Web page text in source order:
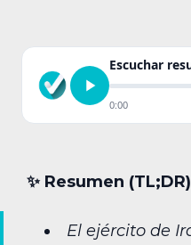
Escuchar
0:00
✨︎ Resumen
El ejército de